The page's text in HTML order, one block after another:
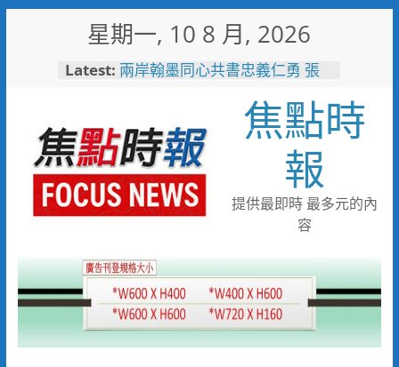
星期一, 10 8 月, 2026
Latest: 兩岸翰墨同心共書忠義仁勇 張
勇》 2026(丙午)海峽兩岸藝術
名家共祝關公文化節台灣八卦山
隆重舉辦
失智母親外出迷途 竹警二分局
調閱監視器沿線搜尋接力尋回平
安返家
女子騎乘電動行李箱上路 警二
脫感情裡的猜疑陷阱
看飛機看到「迷航」！7旬嬤誤
闖機場工地 小港桂陽所暖警助
返家
焦點時
報
提供最即時 最多元的內
容